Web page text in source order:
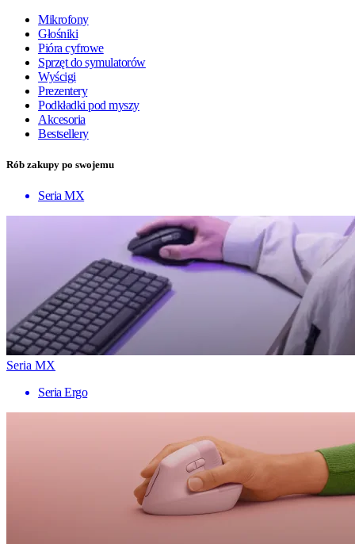
Mikrofony
Głośniki
Pióra cyfrowe
Sprzęt do symulatorów
Wyścigi
Prezentery
Podkładki pod myszy
Akcesoria
Bestsellery
Rób zakupy po swojemu
Seria MX
Seria MX
Seria Ergo